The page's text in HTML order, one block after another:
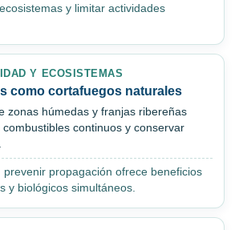
y limitar actividades
Y ECOSISTEMAS
como cortafuegos naturales
zonas húmedas y franjas ribereñas
continuos y conservar
prevenir propagación ofrece beneficios
y biológicos simultáneos.